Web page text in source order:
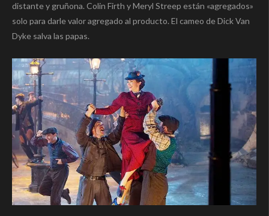
distante y gruñona. Colin Firth y Meryl Streep están «agregados»
solo para darle valor agregado al producto. El cameo de Dick Van
Dyke salva las papas.